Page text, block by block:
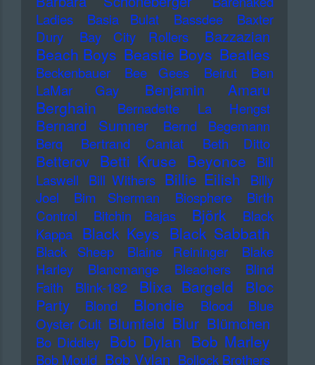
Ladies
Basia Bulat Bassdee
Baxter
Dury
Bay City Rollers Bazzazian
Beach Boys Beastie Boys Beatles
Beckenbauer Bee Gees Beirut
Ben
LaMar Gay
Benjamin Amaru
Berghain Bernadette La Hengst
Bernard Sumner
Bernd Begemann
Berq
Bertrand Cantat Beth Ditto
Betterov Betti Kruse Beyonce
Bill
Laswell
Bill Withers Billie Eilish
Billy
Joel
Bim Sherman Biosphere
Birth
Control
Bitchin Bajas Björk
Black
Kappa Black Keys Black Sabbath
Black Sheep Blaine Reininger
Blake
Harley
Blancmange Bleachers
Blind
Faith
Blink-182 Blixa Bargeld
Bloc
Party
Blond Blondie Blood
Blue
Oyster Cult Blumfeld Blur Blümchen
Bo Diddley Bob Dylan Bob Marley
Bob Mould Bob Vylan Bollock Brothers